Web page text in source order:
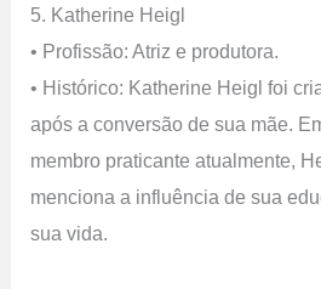
5. Katherine Heigl
• Profissão: Atriz e produtora.
• Histórico: Katherine Heigl foi
após a conversão de sua mãe.
membro praticante atualmente,
menciona a influência de sua
sua vida.